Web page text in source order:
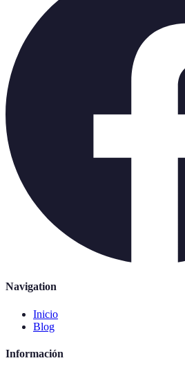
Navigation
Inicio
Blog
Información